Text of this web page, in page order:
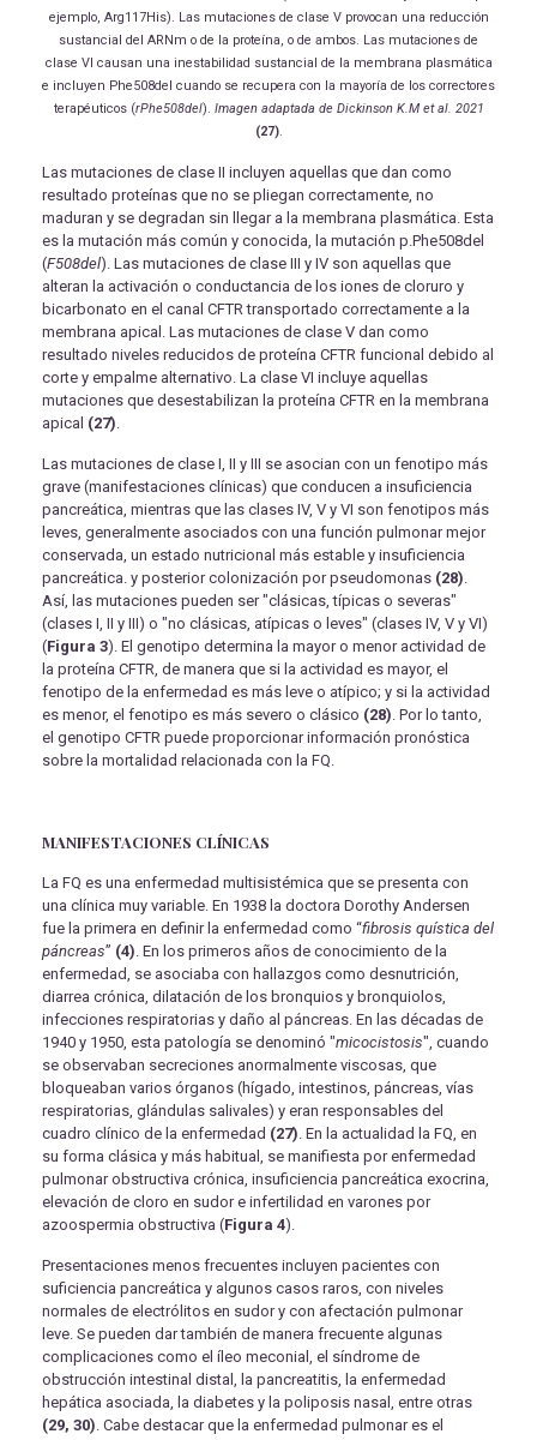
ejemplo, Arg117His). Las mutaciones de clase V provocan una reducción
sustancial del ARNm o de la proteína, o de ambos. Las mutaciones de
clase VI causan una inestabilidad sustancial de la membrana plasmática
e incluyen Phe508del cuando se recupera con la mayoría de los correctores
terapéuticos (rPhe508del). Imagen adaptada de Dickinson K.M et al. 2021
(27).
Las mutaciones de clase II incluyen aquellas que dan como
resultado proteínas que no se pliegan correctamente, no
maduran y se degradan sin llegar a la membrana plasmática. Esta
es la mutación más común y conocida, la mutación p.Phe508del
(F508del). Las mutaciones de clase III y IV son aquellas que
alteran la activación o conductancia de los iones de cloruro y
bicarbonato en el canal CFTR transportado correctamente a la
membrana apical. Las mutaciones de clase V dan como
resultado niveles reducidos de proteína CFTR funcional debido al
corte y empalme alternativo. La clase VI incluye aquellas
mutaciones que desestabilizan la proteína CFTR en la membrana
apical (27).
Las mutaciones de clase I, II y III se asocian con un fenotipo más
grave (manifestaciones clínicas) que conducen a insuficiencia
pancreática, mientras que las clases IV, V y VI son fenotipos más
leves, generalmente asociados con una función pulmonar mejor
conservada, un estado nutricional más estable y insuficiencia
pancreática. y posterior colonización por pseudomonas (28).
Así, las mutaciones pueden ser "clásicas, típicas o severas"
(clases I, II y III) o "no clásicas, atípicas o leves" (clases IV, V y VI)
(Figura 3). El genotipo determina la mayor o menor actividad de
la proteína CFTR, de manera que si la actividad es mayor, el
fenotipo de la enfermedad es más leve o atípico; y si la actividad
es menor, el fenotipo es más severo o clásico (28). Por lo tanto,
el genotipo CFTR puede proporcionar información pronóstica
sobre la mortalidad relacionada con la FQ.
MANIFESTACIONES CLÍNICAS
La FQ es una enfermedad multisistémica que se presenta con
una clínica muy variable. En 1938 la doctora Dorothy Andersen
fue la primera en definir la enfermedad como “fibrosis quística del
páncreas” (4). En los primeros años de conocimiento de la
enfermedad, se asociaba con hallazgos como desnutrición,
diarrea crónica, dilatación de los bronquios y bronquiolos,
infecciones respiratorias y daño al páncreas. En las décadas de
1940 y 1950, esta patología se denominó "micocistosis", cuando
se observaban secreciones anormalmente viscosas, que
bloqueaban varios órganos (hígado, intestinos, páncreas, vías
respiratorias, glándulas salivales) y eran responsables del
cuadro clínico de la enfermedad (27). En la actualidad la FQ, en
su forma clásica y más habitual, se manifiesta por enfermedad
pulmonar obstructiva crónica, insuficiencia pancreática exocrina,
elevación de cloro en sudor e infertilidad en varones por
azoospermia obstructiva (Figura 4).
Presentaciones menos frecuentes incluyen pacientes con
suficiencia pancreática y algunos casos raros, con niveles
normales de electrólitos en sudor y con afectación pulmonar
leve. Se pueden dar también de manera frecuente algunas
complicaciones como el íleo meconial, el síndrome de
obstrucción intestinal distal, la pancreatitis, la enfermedad
hepática asociada, la diabetes y la poliposis nasal, entre otras
(29, 30). Cabe destacar que la enfermedad pulmonar es el